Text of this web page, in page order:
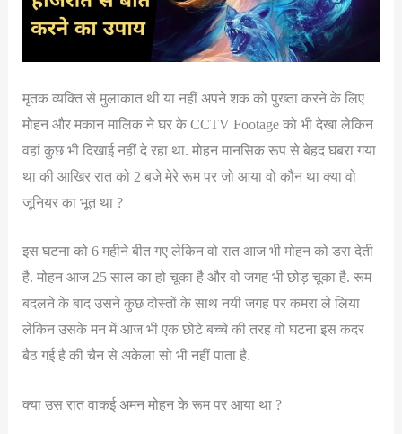
मृतक व्यक्ति से मुलाकात थी या नहीं अपने शक को पुख्ता करने के लिए
मोहन और मकान मालिक ने घर के CCTV Footage को भी देखा लेकिन
वहां कुछ भी दिखाई नहीं दे रहा था. मोहन मानसिक रूप से बेहद घबरा गया
था की आखिर रात को 2 बजे मेरे रूम पर जो आया वो कौन था क्या वो
जूनियर का भूत था ?
इस घटना को 6 महीने बीत गए लेकिन वो रात आज भी मोहन को डरा देती
है. मोहन आज 25 साल का हो चूका है और वो जगह भी छोड़ चूका है. रूम
बदलने के बाद उसने कुछ दोस्तों के साथ नयी जगह पर कमरा ले लिया
लेकिन उसके मन में आज भी एक छोटे बच्चे की तरह वो घटना इस कदर
बैठ गई है की चैन से अकेला सो भी नहीं पाता है.
क्या उस रात वाकई अमन मोहन के रूम पर आया था ?